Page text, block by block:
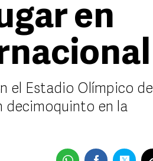
en
el Estadio Olímpico de
decimoquinto en la